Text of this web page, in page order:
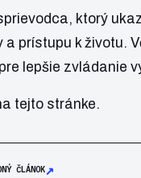
ktorý
prístupu k životu.
lepšie zvládanie
tejto stránke.
ČLÁNOK↗